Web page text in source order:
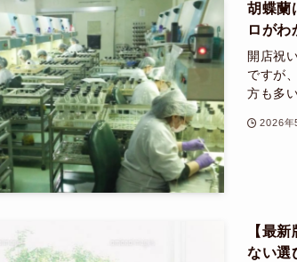
胡蝶蘭
ロが
開店祝
ですが
方も多
2026年
【最
ない選